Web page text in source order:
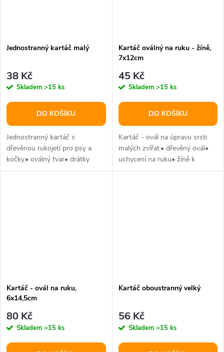
Jednostranný kartáč malý
38 Kč
Skladem >15 ks
DO KOŠÍKU
Jednostranný kartáč s
dřevěnou rukojetí pro psy a
kočky.• oválný tvar• drátky
zakončené kuličkami pro
Kartáč oválný na ruku - žíně,
7x12cm
45 Kč
Skladem >15 ks
DO KOŠÍKU
Kartáč - ovál na úpravu srsti
malých zvířat.• dřevěný ovál•
uchycení na ruku• žíně k
vyleštění srsti• pro psy i...
Kartáč - ovál na ruku,
6x14,5cm
80 Kč
Skladem >15 ks
Kartáč oboustranný velký
56 Kč
Skladem >15 ks